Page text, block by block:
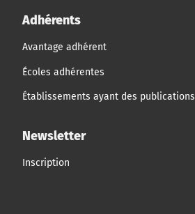
Adhérents
Avantage adhérent
Écoles adhérentes
Établissements ayant des publications
Newsletter
Inscription